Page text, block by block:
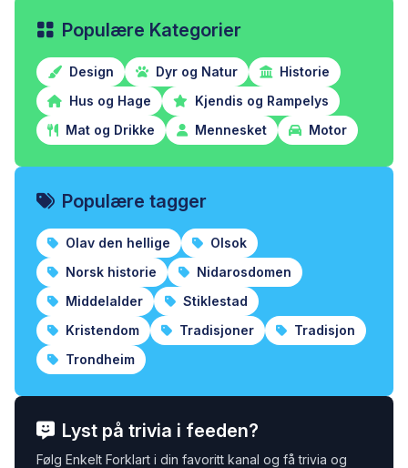
Populære Kategorier
Design Dyr og Natur
Historie
Hus og Hage
Kjendis og Rampelys
Mat og Drikke
Mennesket Motor
Populære tagger
Olav den hellige
Olsok
Norsk historie
Nidarosdomen
Middelalder
Stiklestad
Kristendom
Tradisjoner
Tradisjon
Trondheim
Lyst på trivia i feeden?
Følg Enkelt Forklart i din favoritt kanal og få trivia og